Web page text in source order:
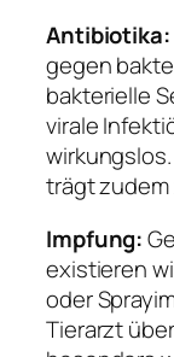
Antibiotika:
gegen
bakterielle
virale
trägt
Impfung:
existieren
oder
Tierarzt